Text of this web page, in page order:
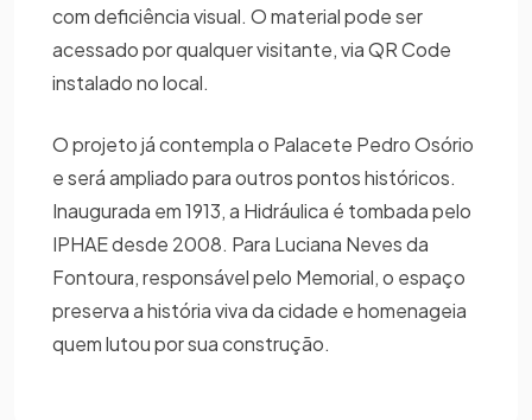
com deficiência visual. O material pode ser
acessado por qualquer visitante, via QR Code
instalado no local.
O projeto já contempla o Palacete Pedro Osório
e será ampliado para outros pontos históricos.
Inaugurada em 1913, a Hidráulica é tombada pelo
IPHAE desde 2008. Para Luciana Neves da
Fontoura, responsável pelo Memorial, o espaço
preserva a história viva da cidade e homenageia
quem lutou por sua construção.